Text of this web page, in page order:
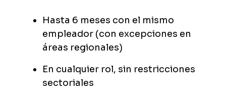
Hasta 6 meses con el mismo
empleador (con excepciones en
áreas regionales)
En cualquier rol, sin restricciones
sectoriales